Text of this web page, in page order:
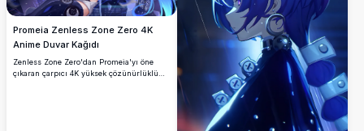
Promeia Zenless Zone Zero 4K
Anime Duvar Kağıdı
Zenless Zone Zero'dan Promeia'yı öne
çıkaran çarpıcı 4K yüksek çözünürlüklü